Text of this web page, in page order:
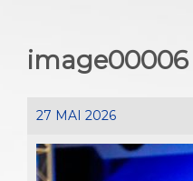
image00006
27 MAI 2026